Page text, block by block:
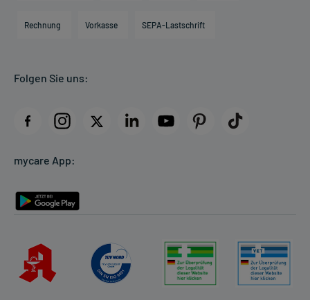
Direktabrechnung PKV
AGB
Datenschutz
Rückgabe/Widerruf
Rechnung Vorkasse SEPA-Lastschrift
Folgen Sie uns:
mycare App: